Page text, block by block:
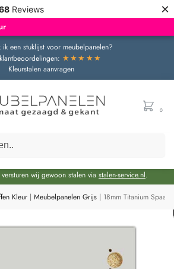
Reviews ×
ik een stuklijst voor meubelpanelen?
★★★★★
Kleurstalen aanvragen
0
momenteel een extra levertijd van circa 3 weken
wij gewoon stalen via stalen-service.nl.
Kleur | Meubelpanelen Grijs | 18mm Titanium